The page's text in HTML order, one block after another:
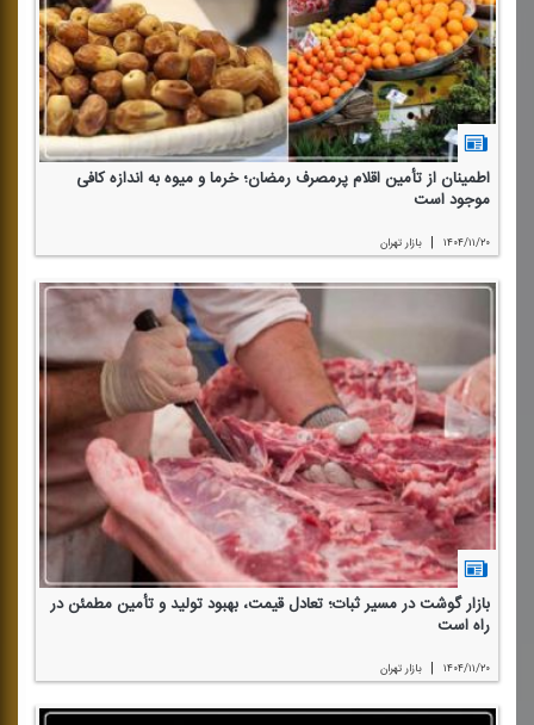
اطمینان از تأمین اقلام پرمصرف رمضان؛ خرما و میوه به اندازه كافی
موجود است
۱۴۰۴/۱۱/۲۰ | بازار تهران
بازار گوشت در مسیر ثبات؛ تعادل قیمت، بهبود تولید و تأمین مطمئن در
راه است
۱۴۰۴/۱۱/۲۰ | بازار تهران